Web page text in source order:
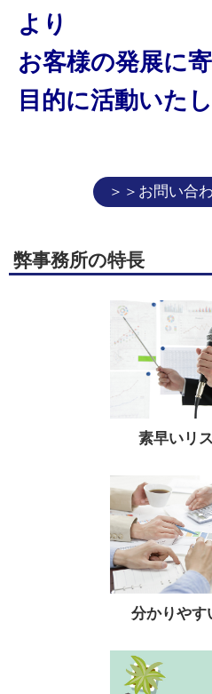
より
お客様の発展に
目的に活動いた
＞＞お問い合
弊事務所の特長
素早いリ
分かりやす